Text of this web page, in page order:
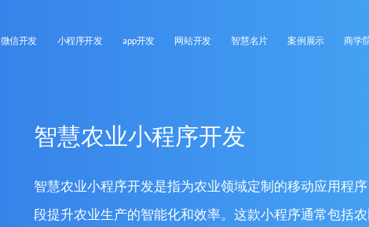
微信开发 小程序开发 app开发 网站开发 智慧名片 案例展示 商学
智慧农业小程序开发
智慧农业小程序开发是指为农业领域定制的移动应用程
段提升农业生产的智能化和效率。这款小程序通常包括